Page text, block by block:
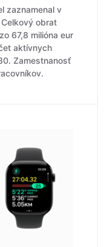
zaznamenal v
obrat
67,8 milióna eur
aktívnych
Zamestnanosť